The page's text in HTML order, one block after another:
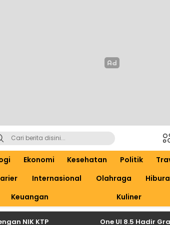
Ekonomi Kesehatan Politik
Internasional Olahraga
Keuangan Kuliner
KTP One UI 8.5 Hadir Gratis: